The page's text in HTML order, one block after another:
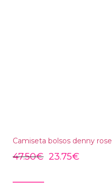
Camiseta bolsos denny rose
47.50€ 23.75€